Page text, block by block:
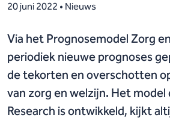
20 juni 2022 • Nieuws
Via het Prognosemodel Zorg
periodiek nieuwe prognoses
de tekorten en overschotten
van zorg en welzijn. Het model
Research is ontwikkeld, kijkt